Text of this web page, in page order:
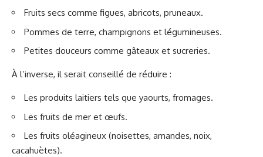
Fruits secs comme figues, abricots, pruneaux.
Pommes de terre, champignons et légumineuses.
Petites douceurs comme gâteaux et sucreries.
À l’inverse, il serait conseillé de réduire :
Les produits laitiers tels que yaourts, fromages.
Les fruits de mer et œufs.
Les fruits oléagineux (noisettes, amandes, noix,
cacahuètes).